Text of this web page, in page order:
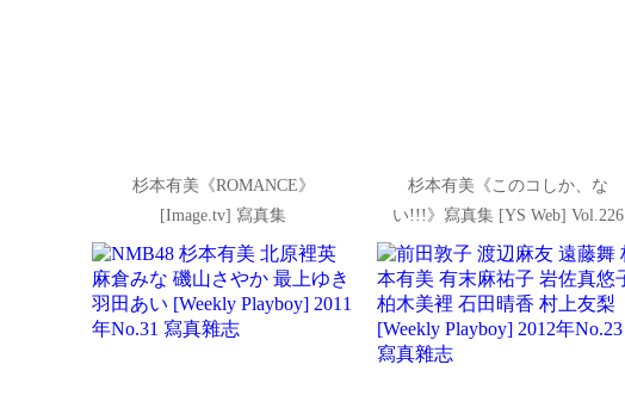
杉本有美《ROMANCE》
[Image.tv] 寫真集
杉本有美《このコしか、な
い!!!》寫真集 [YS Web] Vol.226